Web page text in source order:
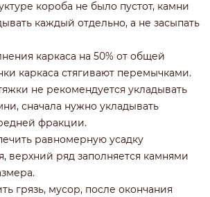
короба не было пустот, камни
каждый отдельно, а не засыпать
каркаса на 50% от общей
каркаса стягивают перемычками.
не рекомендуется укладывать
сначала нужно укладывать
фракции.
равномерную усадку
верхний ряд заполняется камнями
грязь, мусор, после окончания